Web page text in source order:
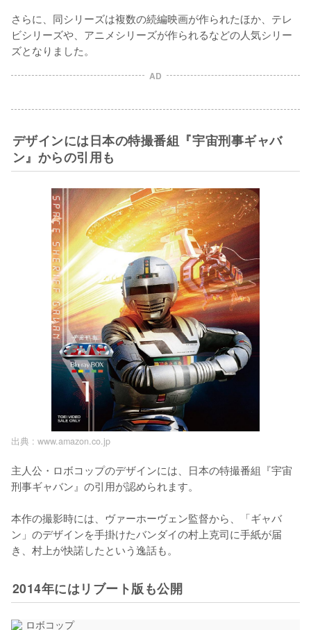
さらに、同シリーズは複数の続編映画が作られたほか、テレ
ビシリーズや、アニメシリーズが作られるなどの人気シリー
ズとなりました。
AD
デザインには日本の特撮番組『宇宙刑事ギャバ
ン』からの引用も
出典 : www.amazon.co.jp
主人公・ロボコップのデザインには、日本の特撮番組『宇宙
刑事ギャバン』の引用が認められます。
本作の撮影時には、ヴァーホーヴェン監督から、「ギャバ
ン」のデザインを手掛けたバンダイの村上克司に手紙が届
き、村上が快諾したという逸話も。
2014年にはリブート版も公開